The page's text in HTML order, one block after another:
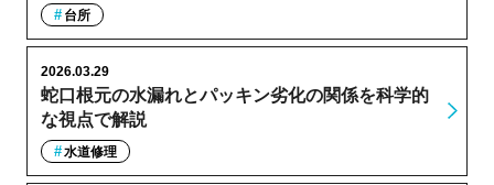
台所
蛇口根元の水漏れとパッキン劣化の関係を科学的
な視点で解説
2026.03.29
水道修理